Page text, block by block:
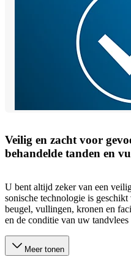
Veilig en zacht voor
behandelde tanden en
U bent altijd zeker van een
sonische technologie is
beugel, vullingen, kronen en
en de conditie van uw tandvlees
Meer tonen